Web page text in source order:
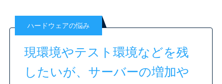
ハードウェアの悩み
現環境やテスト環境などを残
したいが、サーバーの増加や